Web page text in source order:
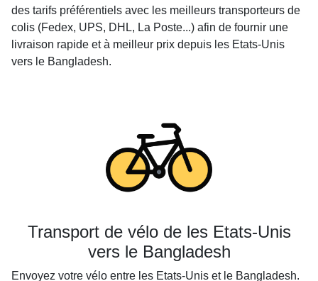
des tarifs préférentiels avec les meilleurs transporteurs de
colis (Fedex, UPS, DHL, La Poste...) afin de fournir une
livraison rapide et à meilleur prix depuis les Etats-Unis
vers le Bangladesh.
Transport de vélo de les Etats-Unis
vers le Bangladesh
Envoyez votre vélo entre les Etats-Unis et le Bangladesh.